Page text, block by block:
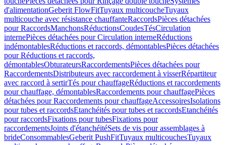
d'alimentationGeberit FlowFitTuyaux multicoucheTuyaux
multicouche avec résistance chauffanteRaccordsPièces détachées
pour RaccordsManchonsRéductionsCoudesTésCirculation
internePièces détachées pour Circulation interneRéductions
indémontablesRéductions et raccords, démontablesPièces détachées
pour Réductions et raccords,
démontablesObturateursRaccordementsPièces détachées pour
RaccordementsDistributeurs avec raccordement à visserRépartiteur
avec raccord à sertirTés pour chauffageRéductions et raccordements
pour chauffage, démontablesRaccordements pour chauffagePièces
détachées pour Raccordements pour chauffageAccessoiresIsolations
pour tubes et raccordsEtanchéités pour tubes et raccordsEtanchéités
pour raccordsFixations pour tubesFixations pour
raccordementsJoints d'étanchéitéSets de vis pour assemblages à
brideConsommablesGeberit PushFitTuyaux multicouchesTuyaux